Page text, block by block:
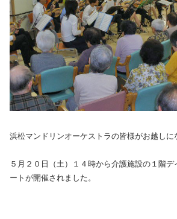
浜松マンドリンオーケストラの皆様がお越しに
５月２０日（土）１４時から介護施設の１階
ートが開催されました。